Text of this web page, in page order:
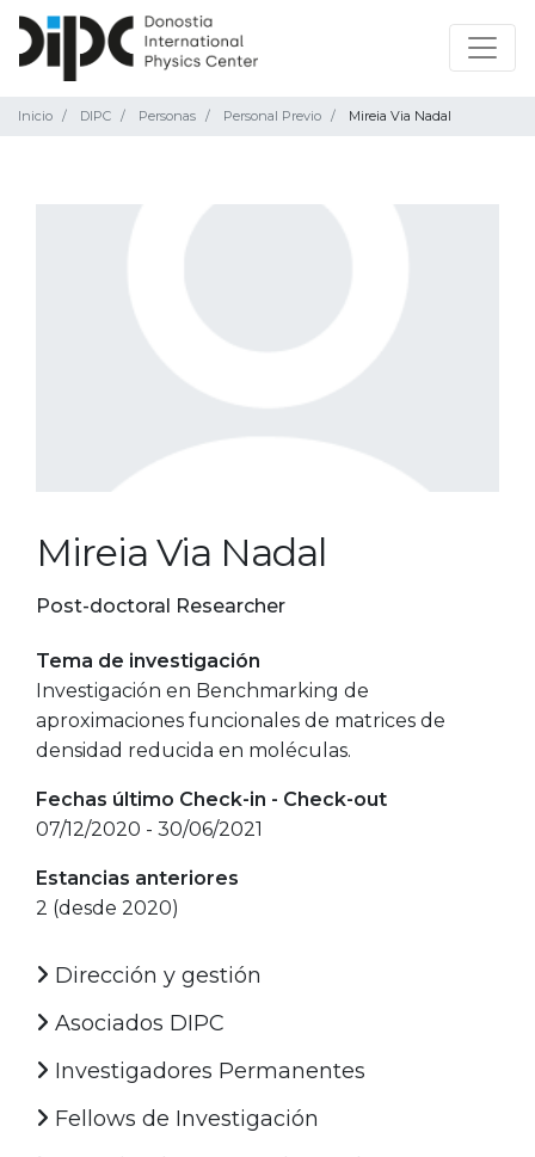
Inicio DIPC Personas Personal Previo Mireia Via Nadal
Mireia Via Nadal
Post-doctoral Researcher
Tema de investigación
Investigación en Benchmarking de
aproximaciones funcionales de matrices de
densidad reducida en moléculas.
Fechas último Check-in - Check-out
07/12/2020 - 30/06/2021
Estancias anteriores
2 (desde 2020)
Dirección y gestión
Asociados DIPC
Investigadores Permanentes
Fellows de Investigación